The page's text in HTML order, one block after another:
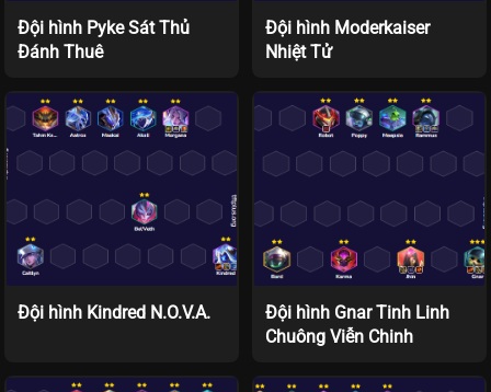
Đội hình Pyke Sát Thủ
Đánh Thuê
Đội hình Moderkaiser
Nhiệt Tử
Đội hình Kindred N.O.V.A.
Đội hình Gnar Tinh Linh
Chuông Viễn Chinh